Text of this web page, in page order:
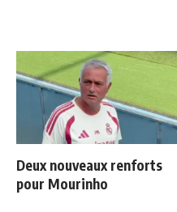
Deux nouveaux renforts
pour Mourinho